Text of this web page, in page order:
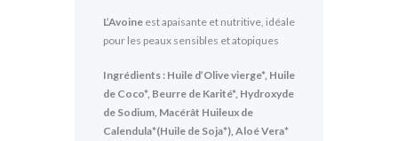
L’Avoineest apaisante et nutritive, idéale
pour les peaux sensibles et atopiques
Ingrédients : Huile d’Olive vierge*, Huile
de Coco*, Beurre de Karité*, Hydroxyde
de Sodium, Macérât Huileux de
Calendula*(Huile de Soja*), Aloé Vera*